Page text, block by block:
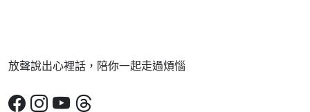
放聲說出心裡話，陪你一起走過煩惱